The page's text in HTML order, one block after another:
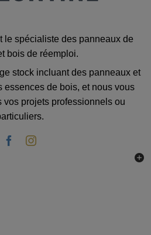
le spécialiste des panneaux de
bois de réemploi.
stock incluant des panneaux et
essences de bois, et nous vous
vos projets professionnels ou